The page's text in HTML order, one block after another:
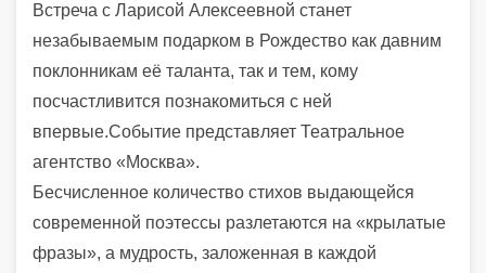
Встреча с Ларисой Алексеевной станет
незабываемым подарком в Рождество как давним
поклонникам её таланта, так и тем, кому
посчастливится познакомиться с ней
впервые.Событие представляет Театральное
агентство «Москва».
Бесчисленное количество стихов выдающейся
современной поэтессы разлетаются на «крылатые
фразы», а мудрость, заложенная в каждой